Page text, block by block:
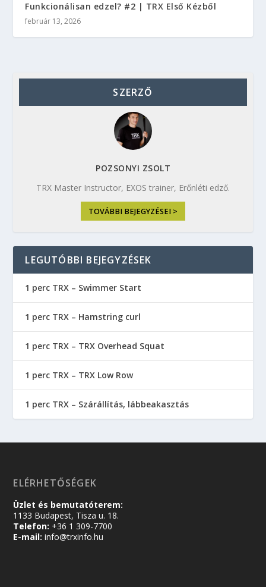
Funkcionálisan edzel? #2 | TRX Első Kézből
február 13, 2026
SZERZŐ
POZSONYI ZSOLT
TRX Master Instructor, EXOS trainer, Erőnléti edző.
TOVÁBBI BEJEGYZÉSEI >
LEGUTÓBBI BEJEGYZÉSEK
1 perc TRX – Swimmer Start
1 perc TRX – Hamstring curl
1 perc TRX – TRX Overhead Squat
1 perc TRX – TRX Low Row
1 perc TRX – Szárállítás, lábbeakasztás
ELÉRHETŐSÉGEK
Üzlet és bemutatóterem:
1133 Budapest, Tisza u. 18.
Telefon: +36 1 309-7700
E-mail: info@trxinfo.hu